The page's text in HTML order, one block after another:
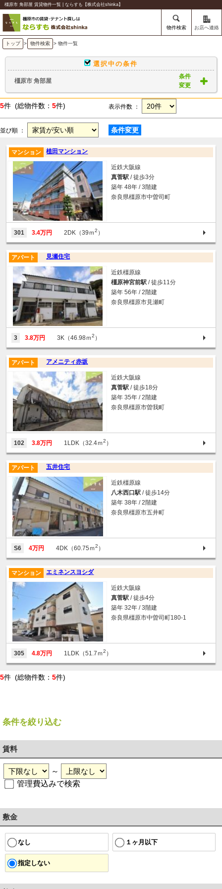
橿原市 角部屋 賃貸物件一覧 | ならすも【株式会社shinka】
物件検索 お店へ連絡
トップ > 物件検索 > 物件一覧
選択中の条件
橿原市 角部屋
条件
変更
5件 (総物件数： 5件) 表示件数 ：
並び順 ： 条件変更
植田マンション
マンション
近鉄大阪線
真菅駅 / 徒歩3分
築年 48年 / 3階建
奈良県橿原市中曽司町
301 3.4万円 2DK（39ｍ2 ）
見瀬住宅
アパート
近鉄橿原線
橿原神宮前駅 / 徒歩11分
築年 56年 / 2階建
奈良県橿原市見瀬町
3 3.8万円 3K（46.98ｍ2 ）
アメニティ赤坂
アパート
近鉄大阪線
真菅駅 / 徒歩18分
築年 35年 / 2階建
奈良県橿原市曽我町
102 3.8万円 1LDK（32.4ｍ2 ）
五井住宅
アパート
近鉄橿原線
八木西口駅 / 徒歩14分
築年 38年 / 2階建
奈良県橿原市五井町
S6 4万円 4DK（60.75ｍ2 ）
エミネンスヨシダ
マンション
近鉄大阪線
真菅駅 / 徒歩4分
築年 32年 / 3階建
奈良県橿原市中曽司町180-1
305 4.8万円 1LDK（51.7ｍ2 ）
5件 (総物件数： 5件)
条件を絞り込む
賃料
～
管理費込みで検索
敷金
なし １ヶ月以下
指定しない